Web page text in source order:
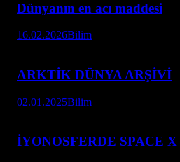
Dünyanın en acı maddesi
16.02.2026Bilim
ARKTİK DÜNYA ARŞİVİ
02.01.2025Bilim
İYONOSFERDE SPACE